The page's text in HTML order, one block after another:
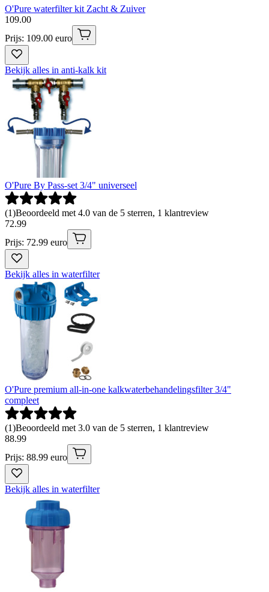
O'Pure waterfilter kit Zacht & Zuiver
109.00
Prijs: 109.00 euro
Bekijk alles in anti-kalk kit
O'Pure By Pass-set 3/4" universeel
(1)Beoordeeld met 4.0 van de 5 sterren, 1 klantreview
72.99
Prijs: 72.99 euro
Bekijk alles in waterfilter
O'Pure premium all-in-one kalkwaterbehandelingsfilter 3/4"
compleet
(1)Beoordeeld met 3.0 van de 5 sterren, 1 klantreview
88.99
Prijs: 88.99 euro
Bekijk alles in waterfilter